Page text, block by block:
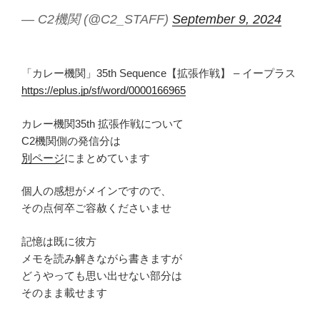
— C2機関 (@C2_STAFF) September 9, 2024
「カレー機関」35th Sequence【拡張作戦】 – イープラス
https://eplus.jp/sf/word/0000166965
カレー機関35th 拡張作戦について
C2機関側の発信分は
別ページにまとめています
個人の感想がメインですので、
その点何卒ご容赦くださいませ
記憶は既に彼方
メモを読み解きながら書きますが
どうやっても思い出せない部分は
そのまま載せます